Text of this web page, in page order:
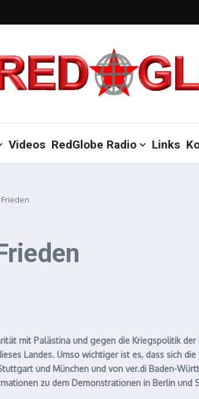
Videos RedGlobe Radio Links
mit Palästina und gegen die Kriegspolitik
Landes. Umso wichtiger ist es, dass sich
und München und von ver.di Baden-
zu dem Demonstrationen in Berlin und